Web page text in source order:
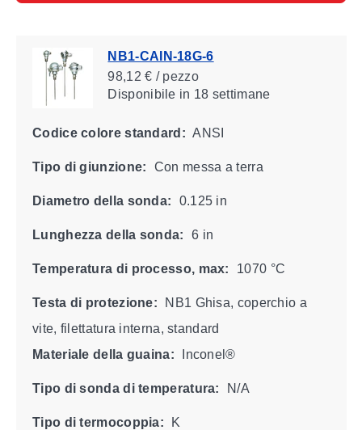
NB1-CAIN-18G-6
98,12 € / pezzo
Disponibile in 18 settimane
Codice colore standard: ANSI
Tipo di giunzione: Con messa a terra
Diametro della sonda: 0.125 in
Lunghezza della sonda: 6 in
Temperatura di processo, max: 1070 °C
Testa di protezione:
NB1 Ghisa, coperchio a
vite, filettatura interna, standard
Materiale della guaina:
Inconel®
Tipo di sonda di temperatura: N/A
Tipo di termocoppia: K